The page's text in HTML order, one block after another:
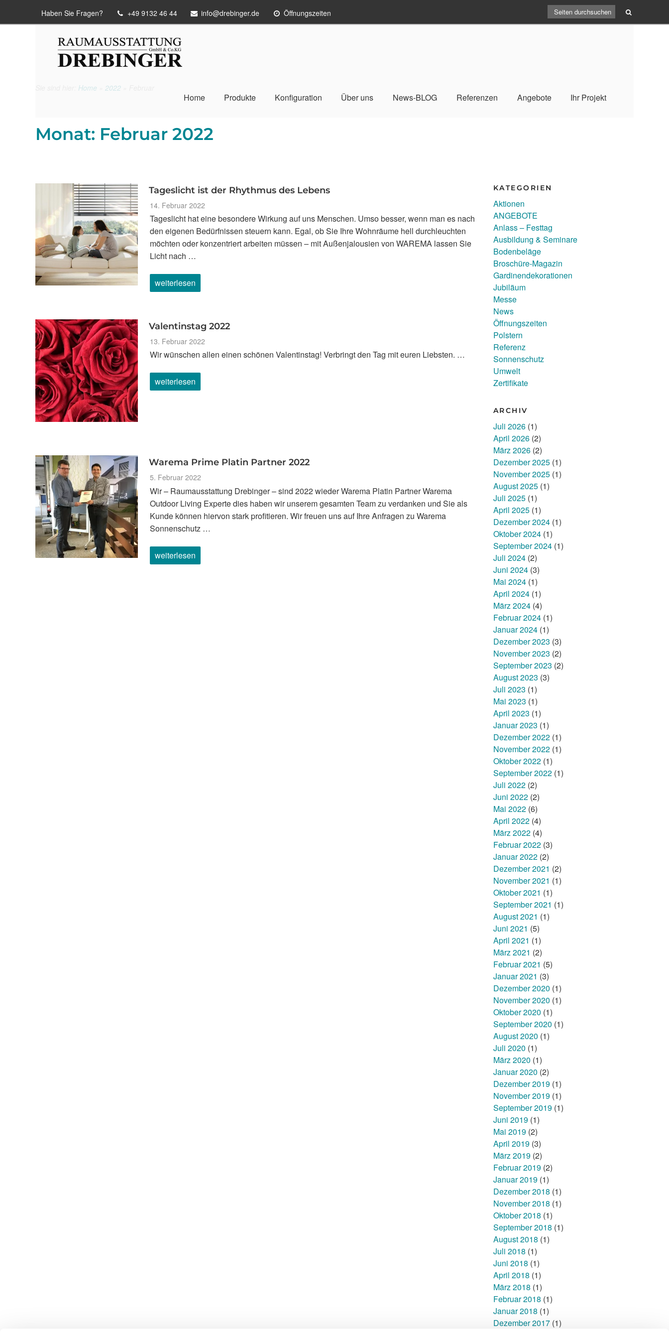
Haben Sie Fragen? +49 9132 46 44 info@drebinger.de Öffnungszeiten
Home Produkte Konfiguration Über uns News-BLOG Referenzen Angebote Ihr Projekt
Home 2022
Monat: Februar 2022
Tageslicht ist der Rhythmus des Lebens
Veröffentlicht
am
14. Februar 2022
Tageslicht hat eine besondere Wirkung auf uns Menschen. Umso besser, wenn man es nach
den eigenen Bedürfnissen steuern kann. Egal, ob Sie Ihre Wohnräume hell durchleuchten
möchten oder konzentriert arbeiten müssen – mit Außenjalousien von WAREMA lassen Sie
Licht nach …
„Tageslicht
ist
Lebens“
weiterlesen
Valentinstag 2022
Veröffentlicht
am
13. Februar 2022
Wir wünschen allen einen schönen Valentinstag! Verbringt den Tag mit euren Liebsten. …
„Valentinstag
2022“
weiterlesen
Warema Prime Platin Partner 2022
Veröffentlicht
am
5. Februar 2022
Wir – Raumausstattung Drebinger – sind 2022 wieder Warema Platin Partner Warema
Outdoor Living Experte dies haben wir unserem gesamten Team zu verdanken und Sie als
Kunde können hiervon stark profitieren. Wir freuen uns auf Ihre Anfragen zu Warema
Sonnenschutz …
„Warema
Prime
weiterlesen
KATEGORIEN
Aktionen
ANGEBOTE
Anlass – Festtag
Ausbildung & Seminare
Bodenbeläge
Broschüre-Magazin
Gardinendekorationen
Jubiläum
Messe
News
Öffnungszeiten
Polstern
Referenz
Sonnenschutz
Umwelt
Zertifikate
ARCHIV
Juli 2026(1)
April 2026(2)
März 2026(2)
Dezember 2025(1)
November 2025(1)
August 2025(1)
Juli 2025(1)
April 2025(1)
Dezember 2024(1)
Oktober 2024(1)
September 2024(1)
Juli 2024(2)
Juni 2024(3)
Mai 2024(1)
April 2024(1)
März 2024(4)
Februar 2024(1)
Januar 2024(1)
Dezember 2023 (3)
November 2023 (2)
September 2023 (2)
August 2023 (3)
Juli 2023 (1)
Mai 2023 (1)
April 2023 (1)
Januar 2023 (1)
Dezember 2022(1)
November 2022(1)
Oktober 2022(1)
September 2022(1)
Juli 2022(2)
Juni 2022(2)
Mai 2022(6)
April 2022(4)
März 2022(4)
Februar 2022(3)
Januar 2022(2)
Dezember 2021 (2)
November 2021 (1)
Oktober 2021 (1)
September 2021 (1)
August 2021 (1)
Juni 2021 (5)
April 2021 (1)
März 2021 (2)
Februar 2021 (5)
Januar 2021 (3)
Dezember 2020 (1)
November 2020 (1)
Oktober 2020 (1)
September 2020 (1)
August 2020 (1)
Juli 2020 (1)
März 2020 (1)
Januar 2020 (2)
Dezember 2019(1)
November 2019(1)
September 2019(1)
Juni 2019(1)
Mai 2019(2)
April 2019(3)
März 2019(2)
Februar 2019(2)
Januar 2019(1)
Dezember 2018 (1)
November 2018 (1)
Oktober 2018 (1)
September 2018 (1)
August 2018 (1)
Juli 2018 (1)
Juni 2018 (1)
April 2018 (1)
März 2018 (1)
Februar 2018 (1)
Januar 2018(1)
Dezember 2017(1)